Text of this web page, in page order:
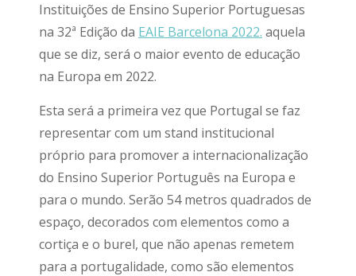
Instituições de Ensino Superior Portuguesas
na 32ª Edição da EAIE Barcelona 2022. aquela
que se diz, será o maior evento de educação
na Europa em 2022.
Esta será a primeira vez que Portugal se faz
representar com um stand institucional
próprio para promover a internacionalização
do Ensino Superior Português na Europa e
para o mundo. Serão 54 metros quadrados de
espaço, decorados com elementos como a
cortiça e o burel, que não apenas remetem
para a portugalidade, como são elementos